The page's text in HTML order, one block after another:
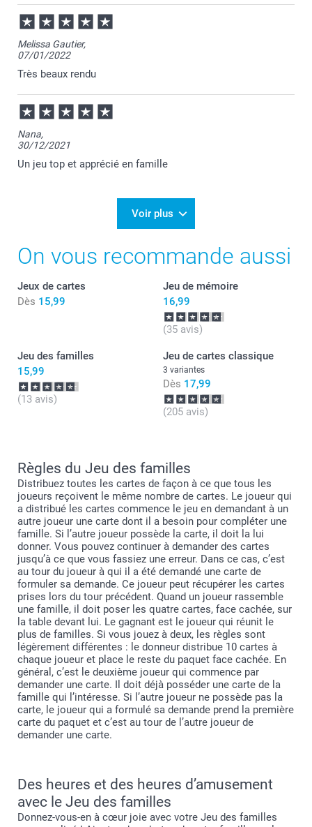
17/09/2024
10:30
Bonjour Amélie,
Merci pour votre retour et pour votre commande.
Je vous souhaite de passer de bons moments en
Passez une agréable journée.
Cordialement,
Florence@smartphoto
Melissa Gautier,
07/01/2022
Très beaux rendu
Nana,
30/12/2021
Un jeu top et apprécié en famille
Voir plus
On vous recommande aussi
Jeux de cartes
Dès 15,99
Jeu de mémoire
16,99
(35 avis)
Jeu des familles
15,99
(13 avis)
Jeu de cartes classique
3 variantes
Dès 17,99
(205 avis)
Règles du Jeu des familles
Distribuez toutes les cartes de façon à ce que tous les
joueurs reçoivent le même nombre de cartes. Le joueur qui
a distribué les cartes commence le jeu en demandant à un
autre joueur une carte dont il a besoin pour compléter une
famille. Si l’autre joueur possède la carte, il doit la lui
donner. Vous pouvez continuer à demander des cartes
jusqu’à ce que vous fassiez une erreur. Dans ce cas, c’est
au tour du joueur à qui il a été demandé une carte de
formuler sa demande. Ce joueur peut récupérer les cartes
prises lors du tour précédent. Quand un joueur rassemble
une famille, il doit poser les quatre cartes, face cachée, sur
la table devant lui. Le gagnant est le joueur qui réunit le
plus de familles. Si vous jouez à deux, les règles sont
légèrement différentes : le donneur distribue 10 cartes à
chaque joueur et place le reste du paquet face cachée. En
général, c’est le deuxième joueur qui commence par
demander une carte. Il doit déjà posséder une carte de la
famille qui l’intéresse. Si l’autre joueur ne possède pas la
carte, le joueur qui a formulé sa demande prend la première
carte du paquet et c’est au tour de l’autre joueur de
demander une carte.
Des heures et des heures d’amusement
avec le Jeu des familles
Donnez-vous-en à cœur joie avec votre Jeu des familles